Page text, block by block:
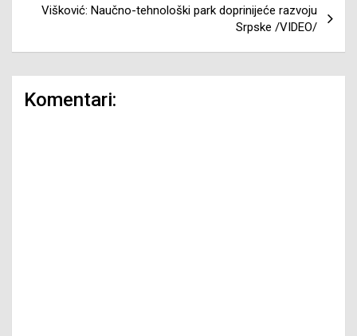
Višković: Naučno-tehnološki park doprinijeće razvoju
Srpske /VIDEO/
Komentari: